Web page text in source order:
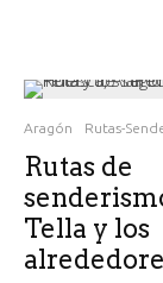
Aragón Rutas-
Rutas de
Tella y los